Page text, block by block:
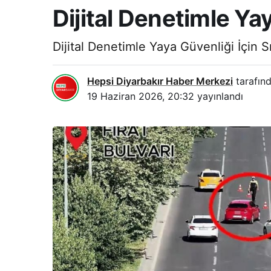
Dijital Denetimle
Dijital Denetimle Yaya Güvenliği İçin
Hepsi Diyarbakır Haber Merkezi
19 Haziran 2026, 20:32 yayınlandı